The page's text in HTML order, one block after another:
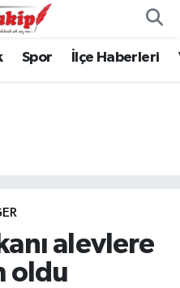
Spor İlçe Haberleri
alevlere
oldu